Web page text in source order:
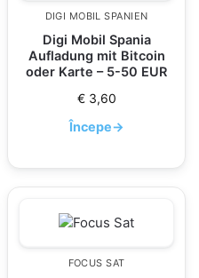
DIGI MOBIL SPANIEN
Digi Mobil Spania
Aufladung mit Bitcoin
oder Karte – 5-50 EUR
€3,60
Începe→
FOCUS SAT